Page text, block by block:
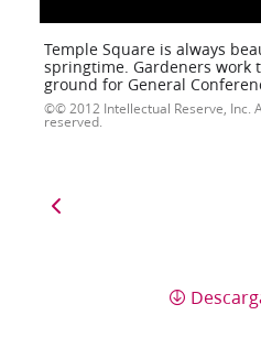
Temple Square is always
springtime. Gardeners work
ground for General
© 2012 Intellectual Reserve, Inc.
reserved.